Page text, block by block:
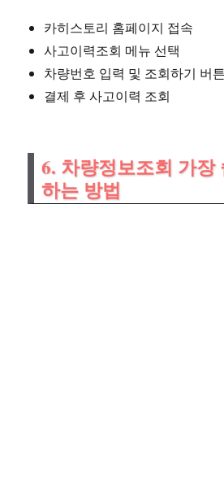
카히스토리 홈페이지 접속
사고이력조회 메뉴 선택
차량번호 입력 및 조회하기 버
결제 후 사고이력 조회
6. 차량정보조회 가장
하는 방법